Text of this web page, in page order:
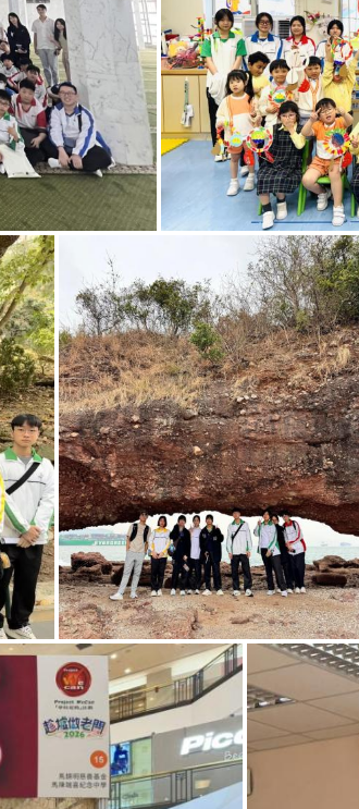
「復
活
學生環境保護
大使計劃之
「基礎環保
章」–地質公園
考察活動